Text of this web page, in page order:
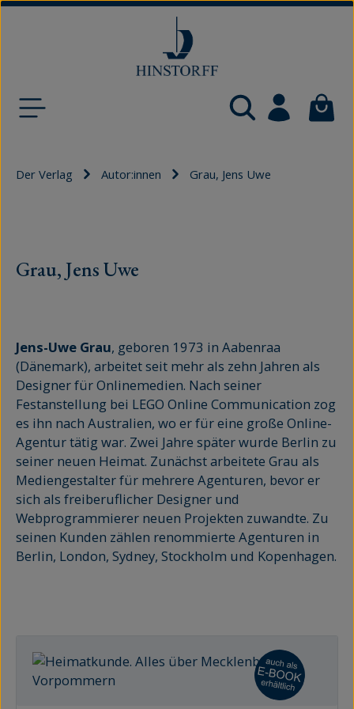
Der Verlag Autor:innen Grau, Jens Uwe
Grau, Jens Uwe
Jens-Uwe Grau, geboren 1973 in Aabenraa
(Dänemark), arbeitet seit mehr als zehn Jahren als
Designer für Onlinemedien. Nach seiner
Festanstellung bei LEGO Online Communication zog
es ihn nach Australien, wo er für eine große Online-
Agentur tätig war. Zwei Jahre später wurde Berlin zu
seiner neuen Heimat. Zunächst arbeitete Grau als
Mediengestalter für mehrere Agenturen, bevor er
sich als freiberuflicher Designer und
Webprogrammierer neuen Projekten zuwandte. Zu
seinen Kunden zählen renommierte Agenturen in
Berlin, London, Sydney, Stockholm und Kopenhagen.